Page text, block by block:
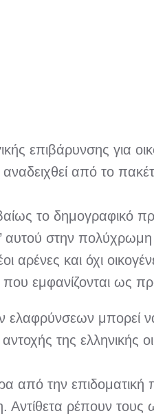
επιβάρυνσης για
αναδειχθεί από το
το δημογραφικό
στην πολύχρωμη
αρένες και όχι
που εμφανίζονται
μπορεί
της ελληνικής
από την επιδοματική
Αντίθετα ρέπουν